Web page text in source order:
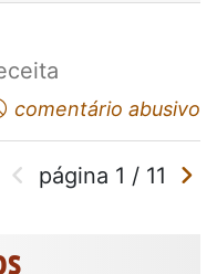
comentário abusivo
página 1 / 11